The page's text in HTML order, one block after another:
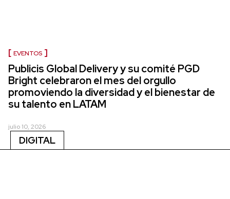
EVENTOS
Publicis Global Delivery y su comité PGD
Bright celebraron el mes del orgullo
promoviendo la diversidad y el bienestar de
su talento en LATAM
julio 10, 2026
DIGITAL